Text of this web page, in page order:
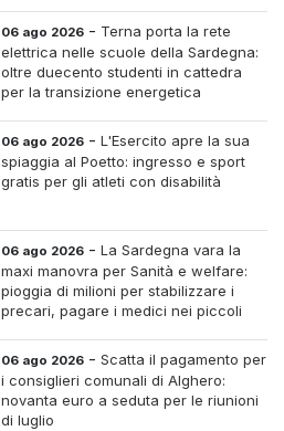
06 ago 2026 - Terna porta la rete
elettrica nelle scuole della Sardegna:
oltre duecento studenti in cattedra
per la transizione energetica
06 ago 2026 -L'Esercito apre la sua
spiaggia al Poetto: ingresso e sport
gratis per gli atleti con disabilità
06 ago 2026 -La Sardegna vara la
maxi manovra per Sanità e welfare:
pioggia di milioni per stabilizzare i
precari, pagare i medici nei piccoli
case di riposo.
06 ago 2026 -Scatta il pagamento per
i consiglieri comunali di Alghero:
novanta euro a seduta per le riunioni
di luglio